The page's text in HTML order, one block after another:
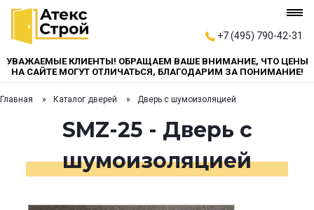
+7 (495) 790-42-31
УВАЖАЕМЫЕ КЛИЕНТЫ! ОБРАЩАЕМ ВАШЕ ВНИМАНИЕ, ЧТО ЦЕНЫ
НА САЙТЕ МОГУТ ОТЛИЧАТЬСЯ, БЛАГОДАРИМ ЗА ПОНИМАНИЕ!
Главная Каталог дверей Дверь с шумоизоляцией
SMZ-25 - Дверь с
шумоизоляцией